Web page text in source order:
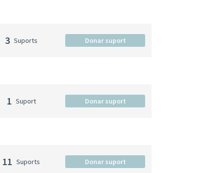
3 Suports Donar suport
1 Suport Donar suport
11 Suports Donar suport